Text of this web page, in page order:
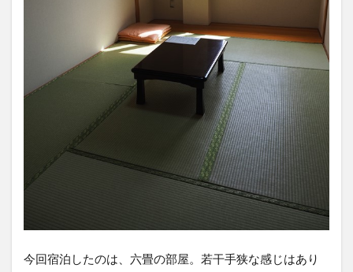
今回宿泊したのは、六畳の部屋。若干手狭な感じはあり